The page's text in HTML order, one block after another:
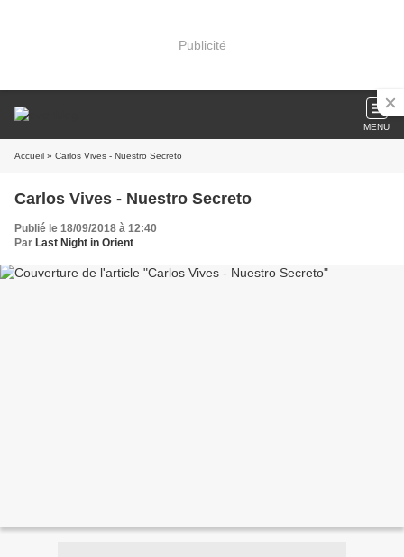
Publicité
MENU
Accueil » Carlos Vives - Nuestro Secreto
Carlos Vives - Nuestro Secreto
Publié le 18/09/2018 à 12:40
Par Last Night in Orient